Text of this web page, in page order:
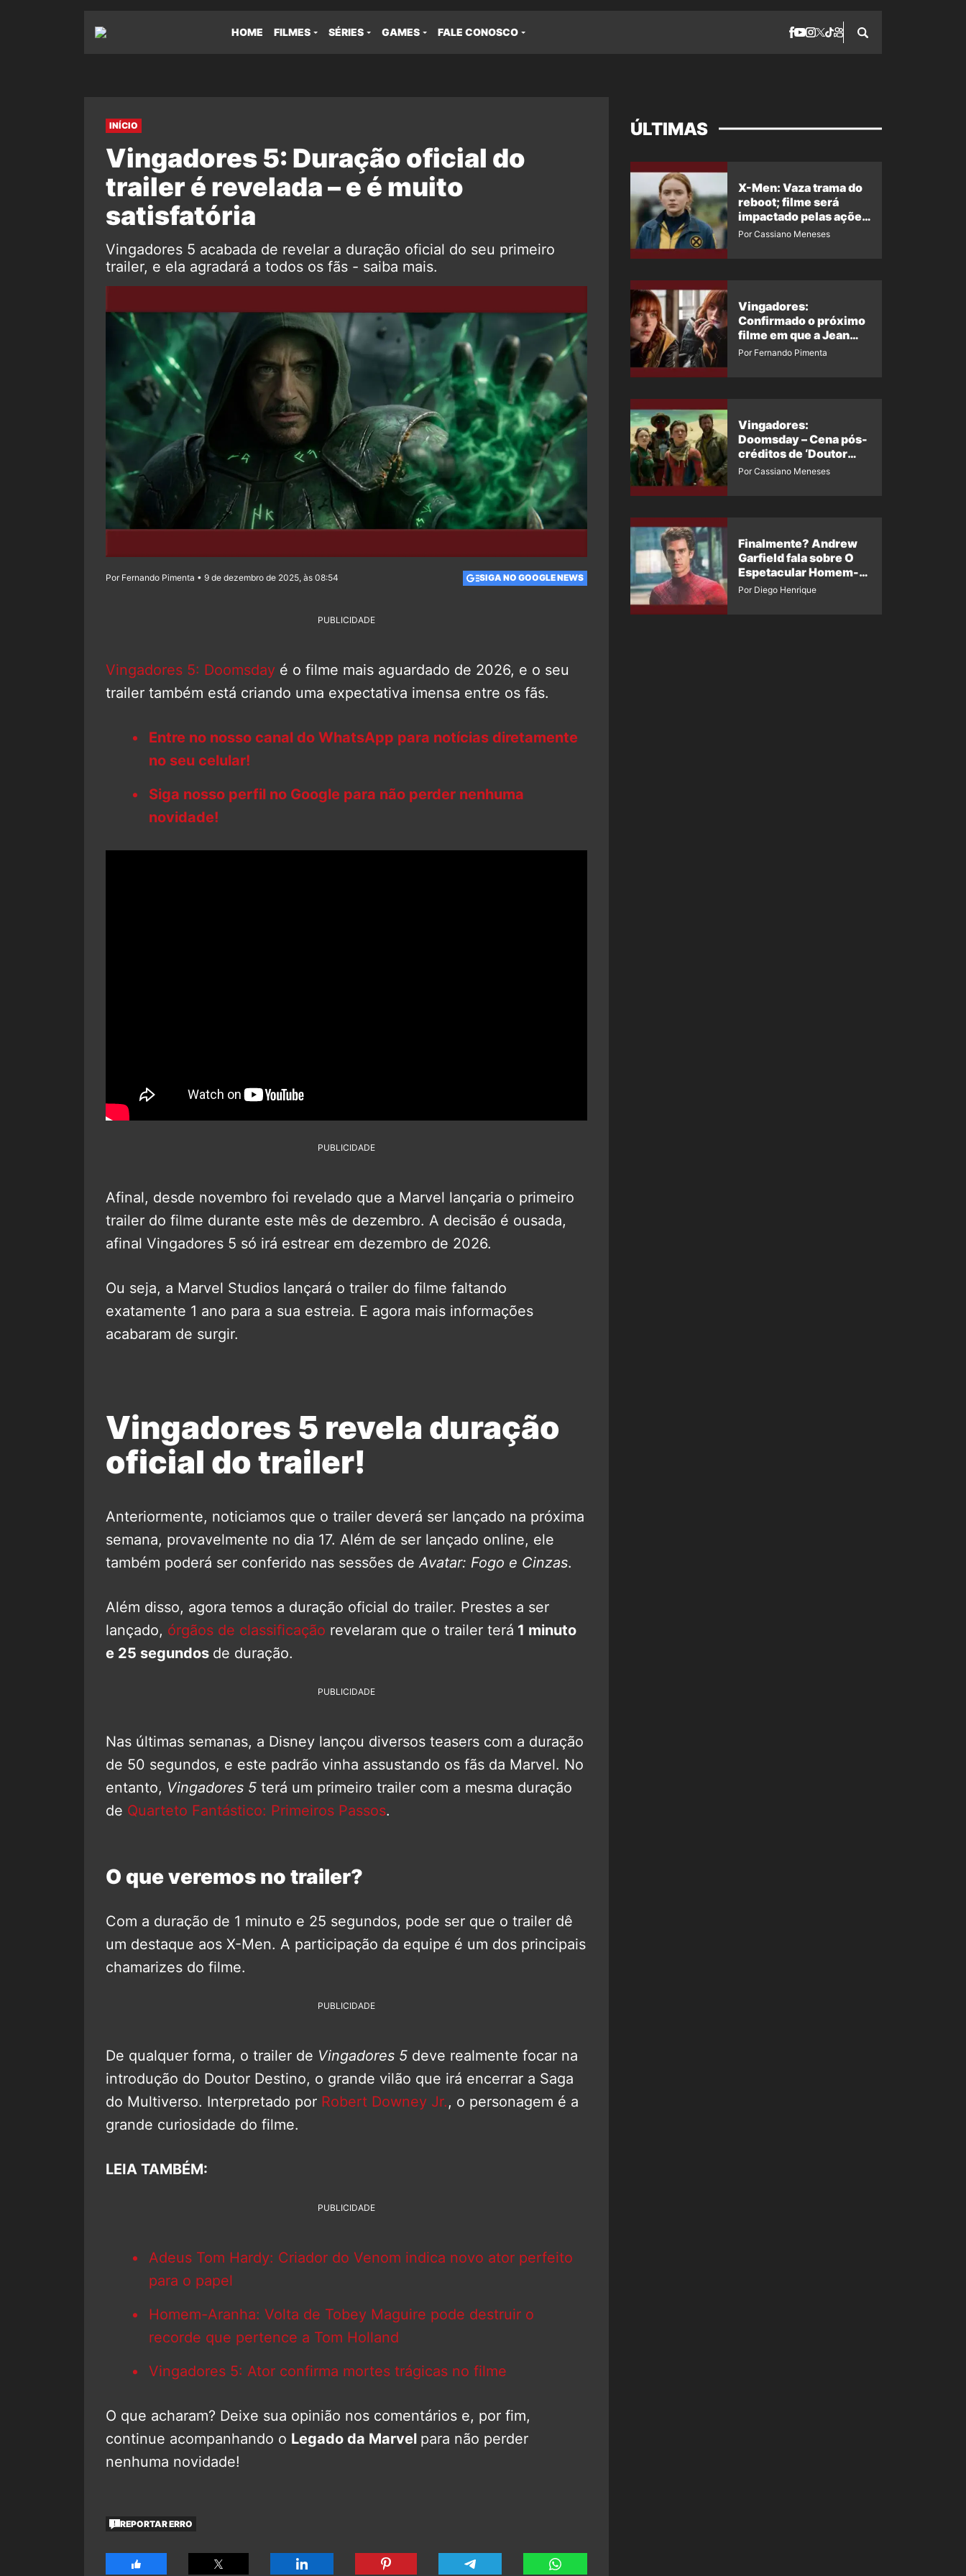
HOME FILMES SÉRIES GAMES FALE CONOSCO
INÍCIO
Vingadores 5: Duração oficial do
trailer é revelada – e é muito
satisfatória
Vingadores 5 acabada de revelar a duração oficial do seu primeiro
trailer, e ela agradará a todos os fãs - saiba mais.
Por Fernando Pimenta • 9 de dezembro de 2025, às 08:54 SIGA NO GOOGLE NEWS
PUBLICIDADE
Vingadores 5: Doomsday é o filme mais aguardado de 2026, e o seu
trailer também está criando uma expectativa imensa entre os fãs.
Entre no nosso canal do WhatsApp para notícias diretamente
no seu celular!
Siga nosso perfil no Google para não perder nenhuma
novidade!
PUBLICIDADE
Afinal, desde novembro foi revelado que a Marvel lançaria o primeiro
trailer do filme durante este mês de dezembro. A decisão é ousada,
afinal Vingadores 5 só irá estrear em dezembro de 2026.
Ou seja, a Marvel Studios lançará o trailer do filme faltando
exatamente 1 ano para a sua estreia. E agora mais informações
acabaram de surgir.
Vingadores 5 revela duração
oficial do trailer!
Anteriormente, noticiamos que o trailer deverá ser lançado na próxima
semana, provavelmente no dia 17. Além de ser lançado online, ele
também poderá ser conferido nas sessões deAvatar: Fogo e Cinzas.
Além disso, agora temos a duração oficial do trailer. Prestes a ser
lançado, órgãos de classificação revelaram que o trailer terá 1 minuto
e 25 segundos de duração.
PUBLICIDADE
Nas últimas semanas, a Disney lançou diversos teasers com a duração
de 50 segundos, e este padrão vinha assustando os fãs da Marvel. No
entanto, Vingadores 5 terá um primeiro trailer com a mesma duração
de Quarteto Fantástico: Primeiros Passos.
O que veremos no trailer?
Com a duração de 1 minuto e 25 segundos, pode ser que o trailer dê
um destaque aos X-Men. A participação da equipe é um dos principais
chamarizes do filme.
PUBLICIDADE
De qualquer forma, o trailer de Vingadores 5 deve realmente focar na
introdução do Doutor Destino, o grande vilão que irá encerrar a Saga
do Multiverso. Interpretado por Robert Downey Jr., o personagem é a
grande curiosidade do filme.
LEIA TAMBÉM:
PUBLICIDADE
Adeus Tom Hardy: Criador do Venom indica novo ator perfeito
para o papel
Homem-Aranha: Volta de Tobey Maguire pode destruir o
recorde que pertence a Tom Holland
Vingadores 5: Ator confirma mortes trágicas no filme
O que acharam? Deixe sua opinião nos comentários e, por fim,
continue acompanhando o Legado da Marvel para não perder
nenhuma novidade!
REPORTAR ERRO
ÚLTIMAS
X-Men: Vaza trama do
reboot; filme será
impactado pelas ações
de Jean Grey em
Por Cassiano Meneses
Vingadores:
Confirmado o próximo
filme em que a Jean
Grey irá aparecer
Por Fernando Pimenta
Vingadores:
Doomsday – Cena pós-
créditos de ‘Doutor
Destino’ é revelada
Por Cassiano Meneses
Finalmente? Andrew
Garfield fala sobre O
Espetacular Homem-
Aranha 3
Por Diego Henrique